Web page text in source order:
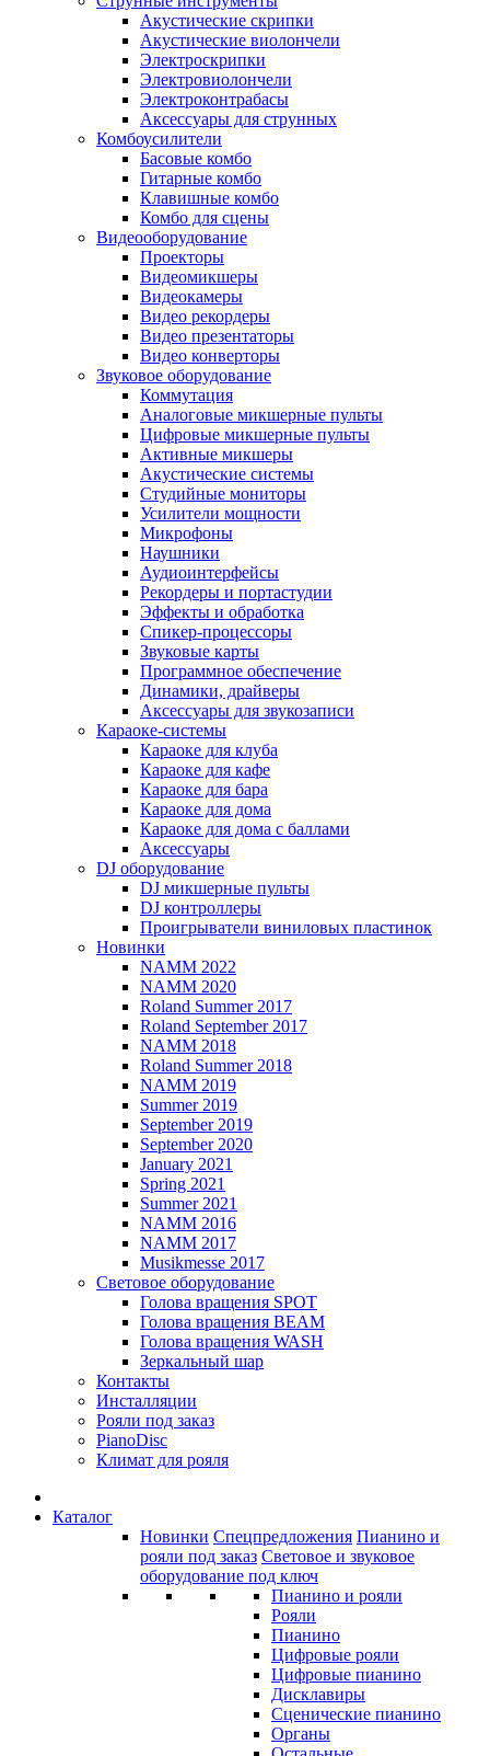
Акустические скрипки
Акустические виолончели
Электроскрипки
Электровиолончели
Электроконтрабасы
Аксессуары для струнных
Комбоусилители
Басовые комбо
Гитарные комбо
Клавишные комбо
Комбо для сцены
Видеооборудование
Проекторы
Видеомикшеры
Видеокамеры
Видео рекордеры
Видео презентаторы
Видео конверторы
Звуковое оборудование
Коммутация
Аналоговые микшерные пульты
Цифровые микшерные пульты
Активные микшеры
Акустические системы
Студийные мониторы
Усилители мощности
Микрофоны
Наушники
Аудиоинтерфейсы
Рекордеры и портастудии
Эффекты и обработка
Спикер-процессоры
Звуковые карты
Программное обеспечение
Динамики, драйверы
Аксессуары для звукозаписи
Караоке-системы
Караоке для клуба
Караоке для кафе
Караоке для бара
Караоке для дома
Караоке для дома с баллами
Аксессуары
DJ оборудование
DJ микшерные пульты
DJ контроллеры
Проигрыватели виниловых пластинок
Новинки
NAMM 2022
NAMM 2020
Roland Summer 2017
Roland September 2017
NAMM 2018
Roland Summer 2018
NAMM 2019
Summer 2019
September 2019
September 2020
January 2021
Spring 2021
Summer 2021
NAMM 2016
NAMM 2017
Musikmesse 2017
Световое оборудование
Голова вращения SPOT
Голова вращения BEAM
Голова вращения WASH
Зеркальный шар
Контакты
Инсталляции
Рояли под заказ
PianoDisc
Климат для рояля
Каталог
Новинки Спецпредложения Пианино и
рояли под заказ Световое и звуковое
оборудование под ключ
Пианино и рояли
Рояли
Пианино
Цифровые рояли
Цифровые пианино
Дисклавиры
Сценические пианино
Органы